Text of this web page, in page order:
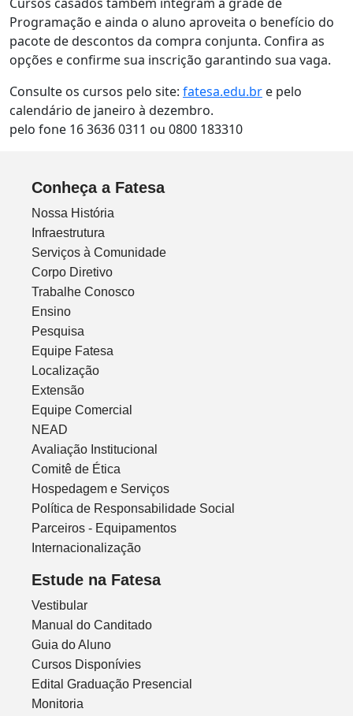
Cursos casados também integram a grade de
Programação e ainda o aluno aproveita o benefício do
pacote de descontos da compra conjunta. Confira as
opções e confirme sua inscrição garantindo sua vaga.
Consulte os cursos pelo site: fatesa.edu.br e pelo
calendário de janeiro à dezembro.
pelo fone 16 3636 0311 ou 0800 183310
Conheça a Fatesa
Nossa História
Infraestrutura
Serviços à Comunidade
Corpo Diretivo
Trabalhe Conosco
Ensino
Pesquisa
Equipe Fatesa
Localização
Extensão
Equipe Comercial
NEAD
Avaliação Institucional
Comitê de Ética
Hospedagem e Serviços
Política de Responsabilidade Social
Parceiros - Equipamentos
Internacionalização
Estude na Fatesa
Vestibular
Manual do Canditado
Guia do Aluno
Cursos Disponívies
Edital Graduação Presencial
Monitoria